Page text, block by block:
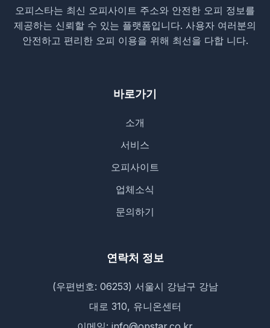
오피스타는 최신 오피사이트 주소와 안전한 오피 정보를
제공하는 신뢰할 수 있는 플랫폼입니다. 사용자 여러분의
안전하고 편리한 오피 이용을 위해 최선을 다합 니다.
바로가기
소개
서비스
오피사이트
업체소식
문의하기
연락처 정보
(우편번호: 06253) 서울시 강남구 강남
대로 310, 유니온센터